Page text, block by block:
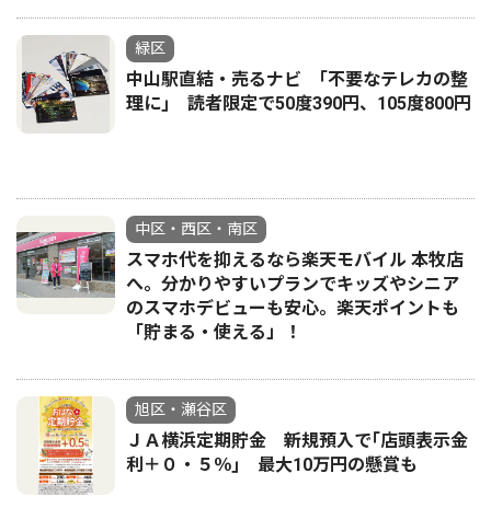
緑区
中山駅直結・売るナビ ｢不要なテレカの整
理に｣ 読者限定で50度390円、105度800円
中区・西区・南区
スマホ代を抑えるなら楽天モバイル 本牧店
へ。分かりやすいプランでキッズやシニア
のスマホデビューも安心。楽天ポイントも
「貯まる・使える」！
旭区・瀬谷区
ＪＡ横浜定期貯金 新規預入で｢店頭表示金
利＋０・５％｣ 最大10万円の懸賞も